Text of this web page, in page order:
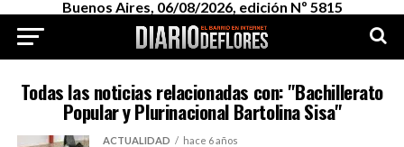
Buenos Aires, 06/08/2026, edición Nº 5815
Todas las noticias relacionadas con: "Bachillerato
Popular y Plurinacional Bartolina Sisa"
ACTUALIDAD hace 6 años